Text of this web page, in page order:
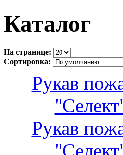
Каталог
На странице:
Сортировка:
Рукав
Рукав